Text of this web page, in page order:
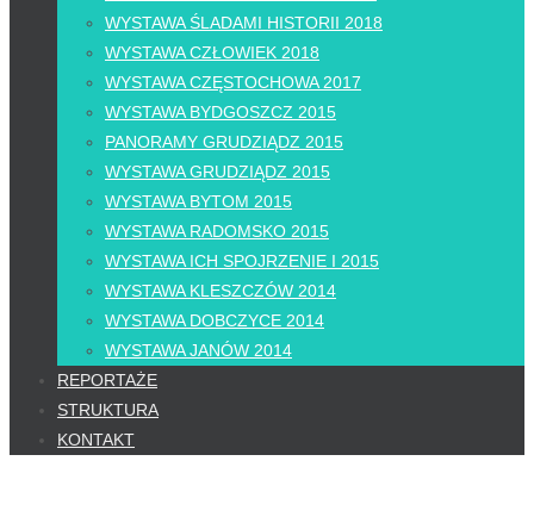
WYSTAWA ŚLADAMI HISTORII 2018
WYSTAWA CZŁOWIEK 2018
WYSTAWA CZĘSTOCHOWA 2017
WYSTAWA BYDGOSZCZ 2015
PANORAMY GRUDZIĄDZ 2015
WYSTAWA GRUDZIĄDZ 2015
WYSTAWA BYTOM 2015
WYSTAWA RADOMSKO 2015
WYSTAWA ICH SPOJRZENIE I 2015
WYSTAWA KLESZCZÓW 2014
WYSTAWA DOBCZYCE 2014
WYSTAWA JANÓW 2014
REPORTAŻE
STRUKTURA
KONTAKT